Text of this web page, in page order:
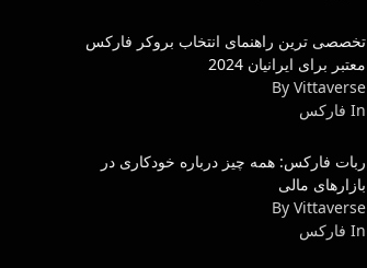
تخصصی ترین راهنمای انتخاب بروکر فارکس
معتبر برای ایرانیان 2024
By Vittaverse
In فاركس
ربات فارکس: همه چیز درباره خودکاری در
بازارهای مالی
By Vittaverse
In فاركس